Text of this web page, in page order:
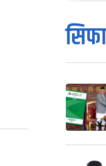
१
आइत
मंगल
४